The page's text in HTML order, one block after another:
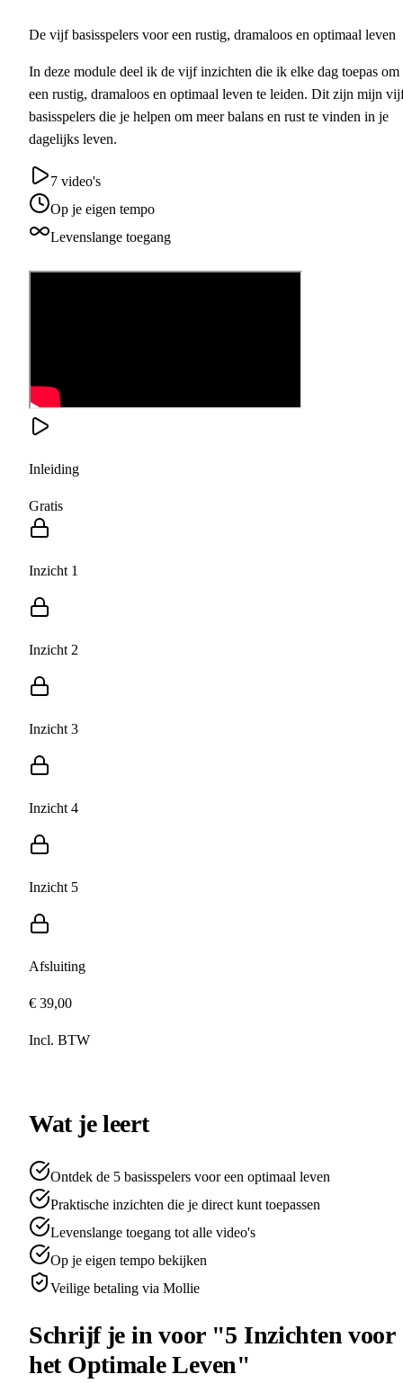
De vijf basisspelers voor een rustig, dramaloos en optimaal leven
In deze module deel ik de vijf inzichten die ik elke dag toepas om
een rustig, dramaloos en optimaal leven te leiden. Dit zijn mijn
basisspelers die je helpen om meer balans en rust te vinden in je
dagelijks leven.
7 video's
Op je eigen tempo
Levenslange toegang
Inleiding
Gratis
Inzicht 1
Inzicht 2
Inzicht 3
Inzicht 4
Inzicht 5
Afsluiting
€ 39,00
Incl. BTW
Wat je leert
Ontdek de 5 basisspelers voor een optimaal leven
Praktische inzichten die je direct kunt toepassen
Levenslange toegang tot alle video's
Op je eigen tempo bekijken
Veilige betaling via Mollie
Schrijf je in voor "5 Inzichten voor
het Optimale Leven"